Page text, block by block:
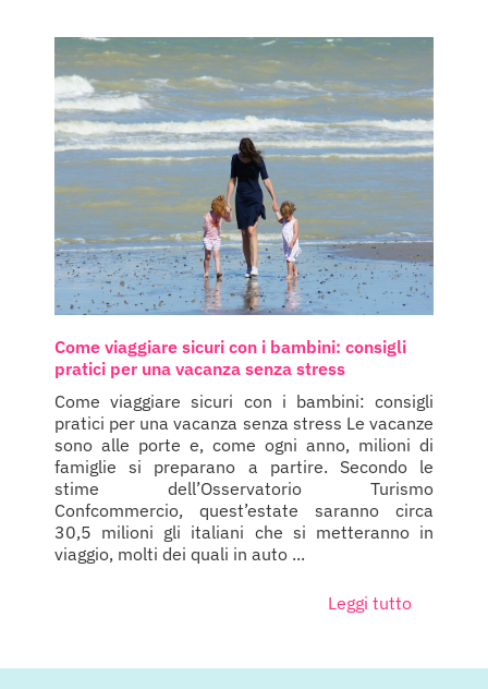
Come viaggiare sicuri con i bambini: consigli
pratici per una vacanza senza stress
Come viaggiare sicuri con i bambini: consigli
pratici per una vacanza senza stress Le vacanze
sono alle porte e, come ogni anno, milioni di
famiglie si preparano a partire. Secondo le
stime dell’Osservatorio Turismo
Confcommercio, quest’estate saranno circa
30,5 milioni gli italiani che si metteranno in
viaggio, molti dei quali in auto ...
Leggi tutto